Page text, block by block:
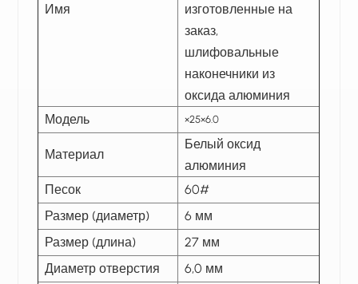
Имя
изготовленные на
заказ,
шлифовальные
наконечники из
оксида алюминия
Модель
×25×6.0
Материал
Белый оксид
алюминия
Песок
60#
Размер (диаметр)
6 мм
Размер (длина)
27 мм
Диаметр отверстия
6,0 мм